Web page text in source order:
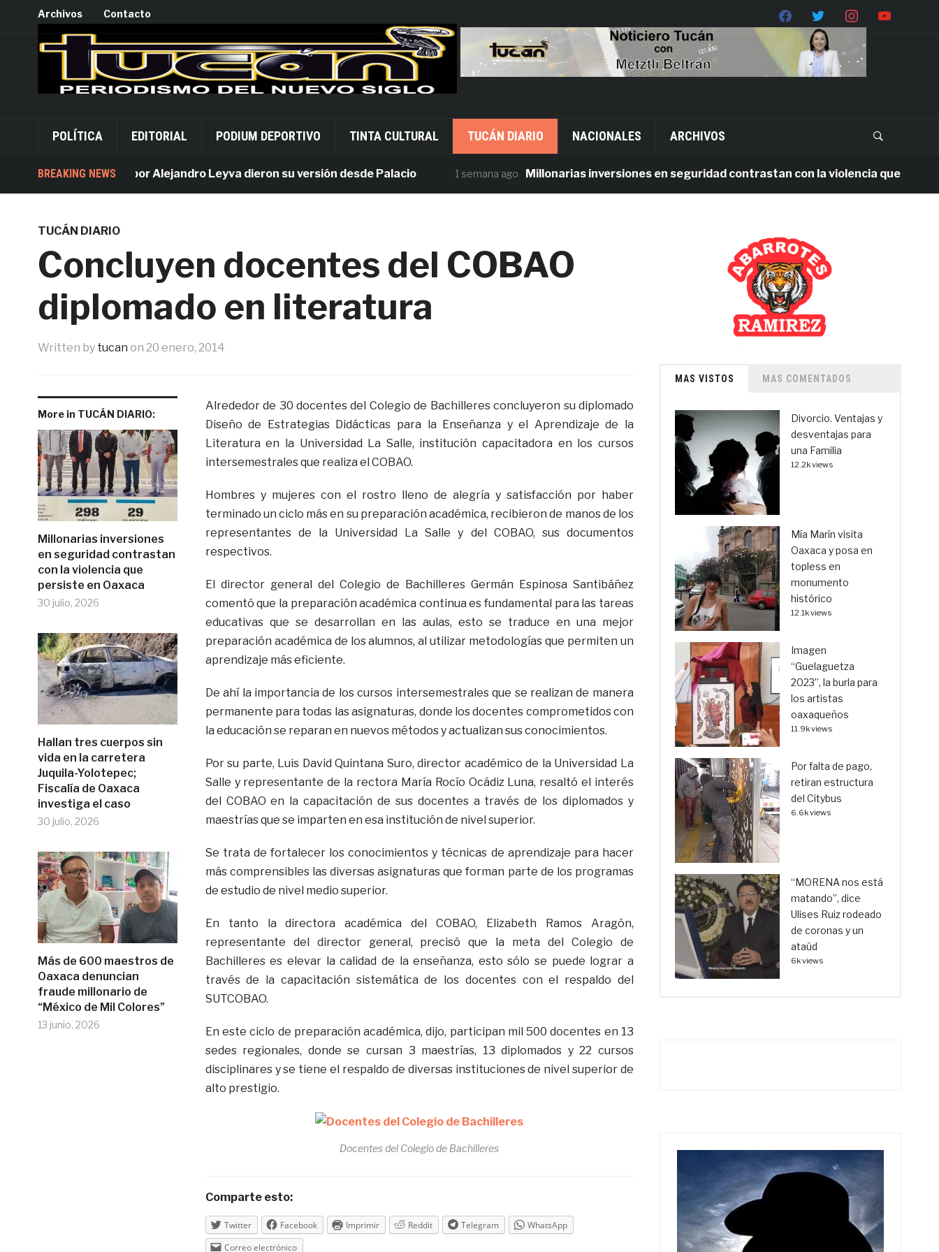
Archivos Contacto
POLÍTICA EDITORIAL PODIUM DEPORTIVO TINTA CULTURAL TUCÁN DIARIO NACIONALES ARCHIVOS
BREAKING NEWS
Acusados por Alejandro Leyva dieron su versión desde Palacio 1 semana ago Millonarias inversiones en seguridad contrastan con la violencia que persiste en
TUCÁN DIARIO
Concluyen docentes del COBAO
diplomado en literatura
Written by tucan on 20 enero, 2014
More in TUCÁN DIARIO:
Millonarias inversiones
en seguridad contrastan
con la violencia que
persiste en Oaxaca
30 julio, 2026
Hallan tres cuerpos sin
vida en la carretera
Juquila-Yolotepec;
Fiscalía de Oaxaca
investiga el caso
30 julio, 2026
Más de 600 maestros de
Oaxaca denuncian
fraude millonario de
“México de Mil Colores”
13 junio, 2026
Alrededor de 30 docentes del Colegio de Bachilleres concluyeron su diplomado
Diseño de Estrategias Didácticas para la Enseñanza y el Aprendizaje de la
Literatura en la Universidad La Salle, institución capacitadora en los cursos
intersemestrales que realiza el COBAO.
Hombres y mujeres con el rostro lleno de alegría y satisfacción por haber
terminado un ciclo más en su preparación académica, recibieron de manos de los
representantes de la Universidad La Salle y del COBAO, sus documentos
respectivos.
El director general del Colegio de Bachilleres Germán Espinosa Santibáñez
comentó que la preparación académica continua es fundamental para las tareas
educativas que se desarrollan en las aulas, esto se traduce en una mejor
preparación académica de los alumnos, al utilizar metodologías que permiten un
aprendizaje más eficiente.
De ahí la importancia de los cursos intersemestrales que se realizan de manera
permanente para todas las asignaturas, donde los docentes comprometidos con
la educación se reparan en nuevos métodos y actualizan sus conocimientos.
Por su parte, Luis David Quintana Suro, director académico de la Universidad La
Salle y representante de la rectora María Rocío Ocádiz Luna, resaltó el interés
del COBAO en la capacitación de sus docentes a través de los diplomados y
maestrías que se imparten en esa institución de nivel superior.
Se trata de fortalecer los conocimientos y técnicas de aprendizaje para hacer
más comprensibles las diversas asignaturas que forman parte de los programas
de estudio de nivel medio superior.
En tanto la directora académica del COBAO, Elizabeth Ramos Aragón,
representante del director general, precisó que la meta del Colegio de
Bachilleres es elevar la calidad de la enseñanza, esto sólo se puede lograr a
través de la capacitación sistemática de los docentes con el respaldo del
SUTCOBAO.
En este ciclo de preparación académica, dijo, participan mil 500 docentes en 13
sedes regionales, donde se cursan 3 maestrías, 13 diplomados y 22 cursos
disciplinares y se tiene el respaldo de diversas instituciones de nivel superior de
alto prestigio.
Docentes del Colegio de Bachilleres
Comparte esto:
Twitter Facebook Imprimir Reddit Telegram
WhatsApp
Correo electrónico
MAS VISTOS MAS COMENTADOS
Divorcio. Ventajas y
desventajas para
una Familia
12.2k views
Mía Marín visita
Oaxaca y posa en
topless en
monumento
histórico
12.1k views
Imagen
“Guelaguetza
2023”, la burla para
los artistas
oaxaqueños
11.9k views
Por falta de pago,
retiran estructura
del Citybus
6.6k views
“MORENA nos está
matando”, dice
Ulises Ruiz rodeado
de coronas y un
ataúd
6k views